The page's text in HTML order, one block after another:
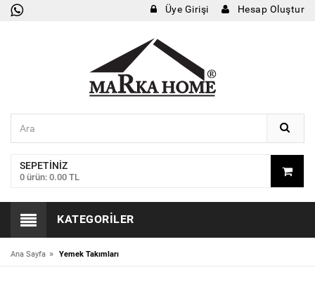
Üye Girişi Hesap Oluştur
SEPETINIZ
0 ürün: 0.00 TL
KATEGORILER
Ana Sayfa » Yemek Takımları